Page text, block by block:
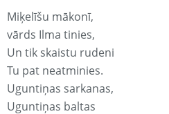
Miķelīšu mākonī,
vārds Ilma tinies,
Un tik skaistu rudeni
Tu pat neatminies.
Uguntiņas sarkanas,
Uguntiņas baltas